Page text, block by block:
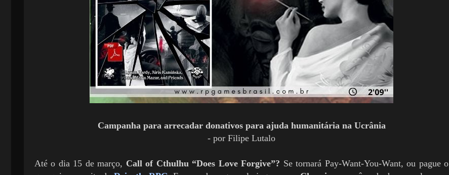
Campanha para arrecadar donativos para ajuda humanitária na Ucrânia
- por Filipe Lutalo
Até o dia 15 de março, Call of Cthulhu “Does Love Forgive”? Se tornará Pay-Want-You-Want, ou pague o